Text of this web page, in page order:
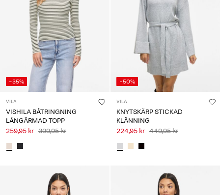
-35%
VILA
VISHILA BÅTRINGNING
LÅNGÄRMAD TOPP
259,95 kr 399,95 kr
-50%
VILA
KNYTSKÄRP STICKAD
KLÄNNING
224,95 kr 449,95 kr